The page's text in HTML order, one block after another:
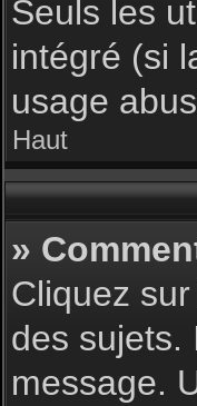
Seuls les
intégré (si
usage
Haut
»
Cliquez
des sujets.
message.